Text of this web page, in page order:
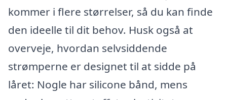
kommer i flere størrelser, så du kan finde
den ideelle til dit behov. Husk også at
overveje, hvordan selvsiddende
strømperne er designet til at sidde på
låret: Nogle har silicone bånd, mens